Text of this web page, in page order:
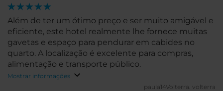
Além de ter um ótimo preço e ser muito amigável e
eficiente, este hotel realmente lhe fornece muitas
gavetas e espaço para pendurar em cabides no
quarto. A localização é excelente para compras,
alimentação e transporte público.
Mostrar informações
paula14Volterra. volterra